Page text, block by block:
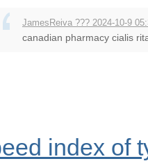
JamesReiva ??? 2024-10-9
canadian pharmacy cialis
index of